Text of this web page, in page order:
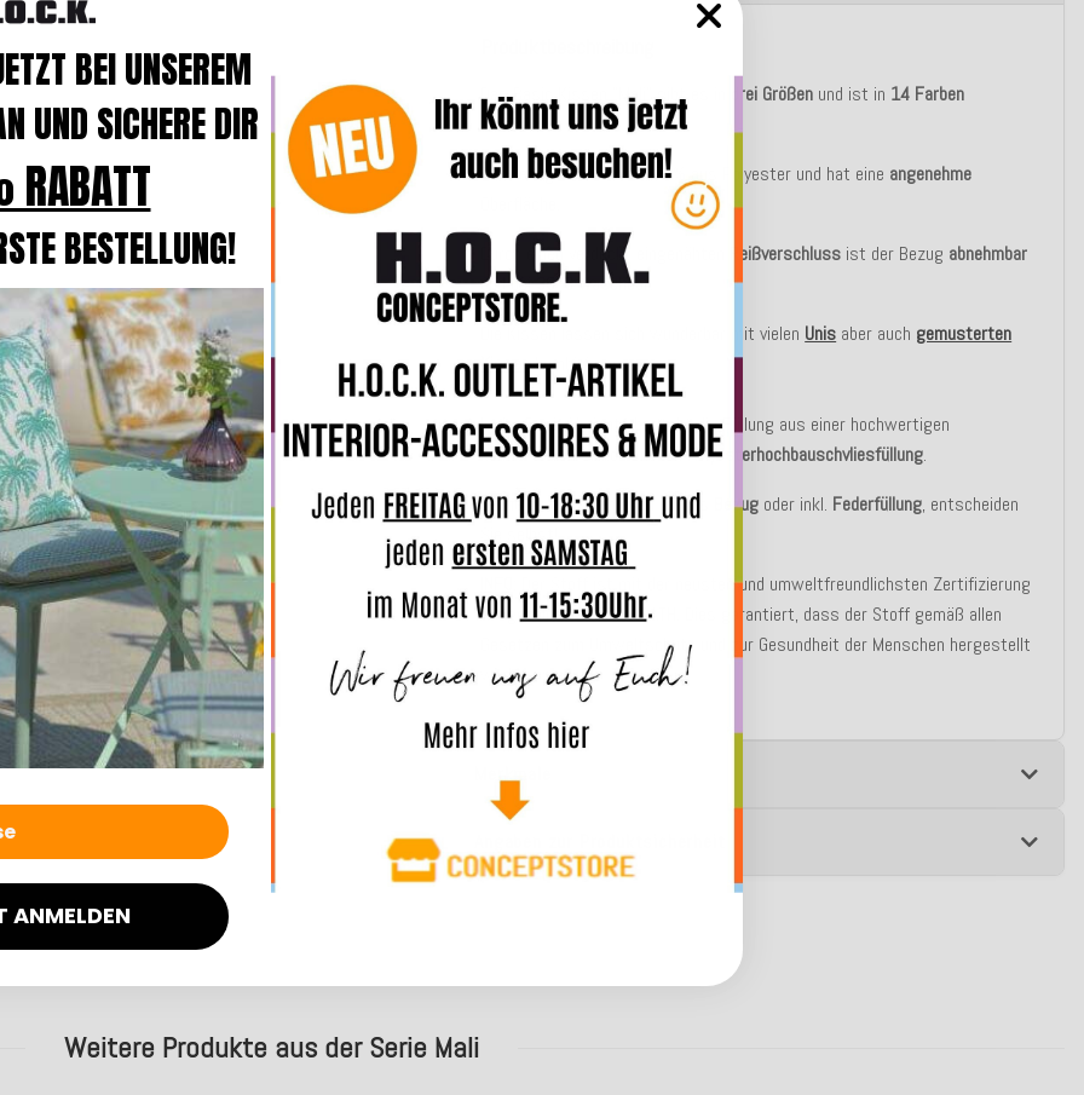
Das Basic Kissen "Mali" gibt es in drei Größen und ist in 14 Farben
erhältlich.
Der Bezug besteht zu 100% aus Polyester und hat eine angenehme
Durch einen verdeckt eingenähten
Reißverschluss ist der Bezug abnehmbar
und bei30°Cwaschbar
Die Kissen lassen sich wunderbar mit vielen Unis aber auch gemusterten
Kissenkombinieren.
In der Basic Variante besteht die Füllung aus einer hochwertigen
komfortablen silikonisiertenPolyesterhochbauschvliesfüllung.
Online zu bestellen auch nur als
Bezug oder inkl. Federfüllung, entscheiden
Sie selbst!
Der Stoff ist mit der neusten und umweltfreundlichsten Zertifizierung
ausgezeichnet: ECO - PATH. Dies garantiert, dass der Stoff gemäß allen
Gesetzen zum Umweltschutz und zur Gesundheit der Menschen hergestellt
wird.
Merkmale
Weitere Produkte aus der Serie Mali
BEI UNSEREM
UND SICHERE DIR
BESTELLUNG!
ANMELDEN